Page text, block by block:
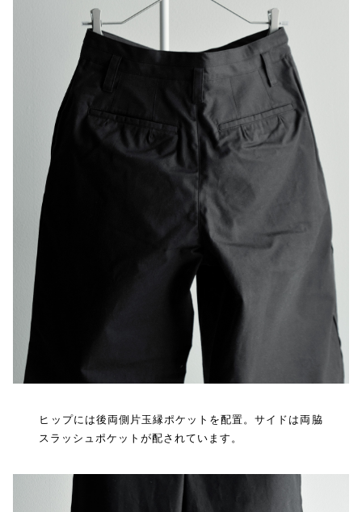
ヒップには後両側片玉縁ポケットを配置。サイドは両脇
スラッシュポケットが配されています。